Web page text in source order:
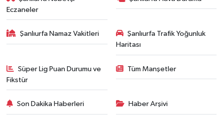
Eczaneler
Şanlıurfa Namaz Vakitleri
Şanlıurfa Trafik Yoğunluk
Haritası
Süper Lig Puan Durumu ve
Fikstür
Tüm Manşetler
Son Dakika Haberleri Haber Arşivi